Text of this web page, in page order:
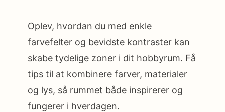
Oplev, hvordan du med enkle
farvefelter og bevidste kontraster kan
skabe tydelige zoner i dit hobbyrum. Få
tips til at kombinere farver, materialer
og lys, så rummet både inspirerer og
fungerer i hverdagen.